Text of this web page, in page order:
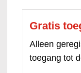
Gratis
Alleen
toegang tot